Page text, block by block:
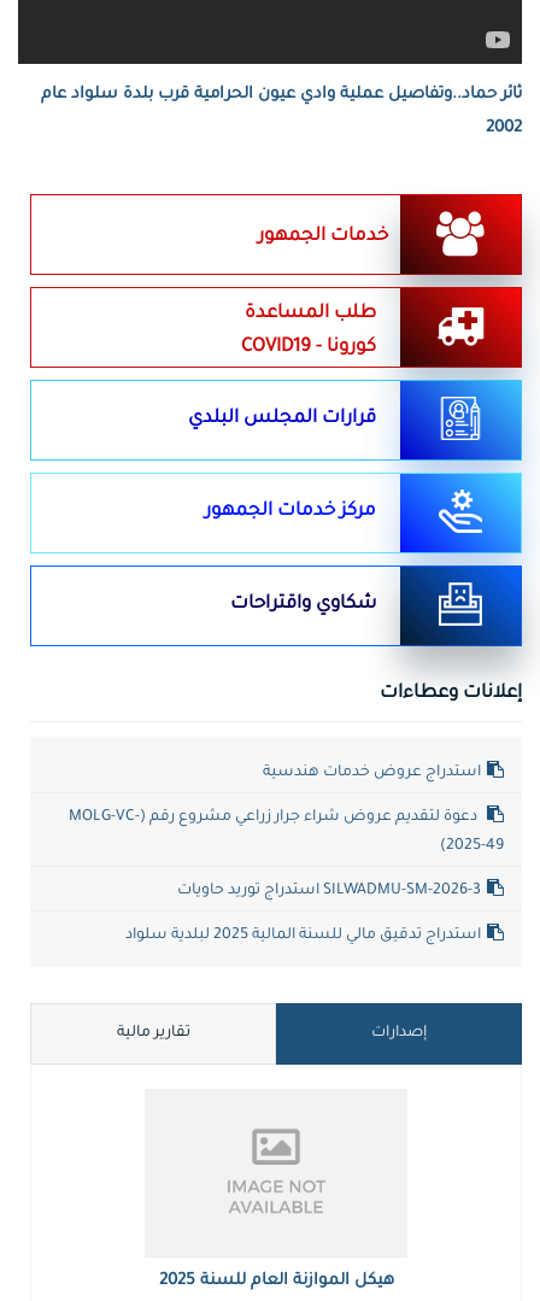
ثائر حماد..وتفاصيل عملية وادي عيون الحرامية قرب بلدة سلواد عام
2002
خدمات الجمهور
طلب المساعدة
كورونا - COVID19
قرارات المجلس البلدي
مركز خدمات الجمهور
شكاوي واقتراحات
إعلانات وعطاءات
استدراج عروض خدمات هندسية
دعوة لتقديم عروض شراء جرار زراعي مشروع رقم (MOLG-VC-
2025-49)
SILWADMU-SM-2026-3 استدراج توريد حاويات
استدراج تدقيق مالي للسنة المالية 2025 لبلدية سلواد
إصدارات تقارير مالية
هيكل الموازنة العام للسنة 2025